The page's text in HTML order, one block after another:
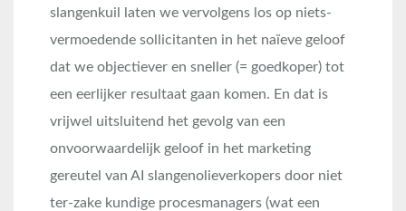
slangenkuil laten we vervolgens los op niets-
vermoedende sollicitanten in het naïeve geloof
dat we objectiever en sneller (= goedkoper) tot
een eerlijker resultaat gaan komen. En dat is
vrijwel uitsluitend het gevolg van een
onvoorwaardelijk geloof in het marketing
gereutel van AI slangenolieverkopers door niet
ter-zake kundige procesmanagers (wat een